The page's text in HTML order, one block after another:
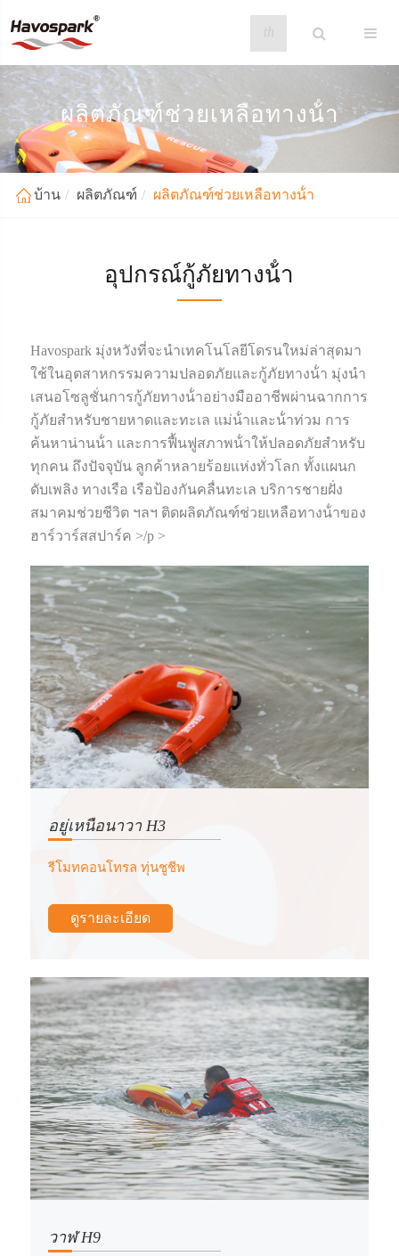
th
ผลิตภัณฑ์ช่วยเหลือทางน้ํา
บ้าน ผลิตภัณฑ์ ผลิตภัณฑ์ช่วยเหลือทางน้ํา
อุปกรณ์กู้ภัยทางน้ํา
Havospark มุ่งหวังที่จะนําเทคโนโลยีโดรนใหม่ล่าสุดมา
ใช้ในอุตสาหกรรมความปลอดภัยและกู้ภัยทางน้ํา มุ่งนํา
เสนอโซลูชั่นการกู้ภัยทางน้ําอย่างมืออาชีพผ่านฉากการ
กู้ภัยสําหรับชายหาดและทะเล แม่น้ําและน้ําท่วม การ
ค้นหาน่านน้ํา และการฟื้นฟูสภาพน้ําให้ปลอดภัยสําหรับ
ทุกคน ถึงปัจจุบัน ลูกค้าหลายร้อยแห่งทั่วโลก ทั้งแผนก
ดับเพลิง ทางเรือ เรือป้องกันคลื่นทะเล บริการชายฝั่ง
สมาคมช่วยชีวิต ฯลฯ ติดผลิตภัณฑ์ช่วยเหลือทางน้ําของ
ฮาร์วาร์สสปาร์ค >/p >
อยู่เหนือนาวา H3
รีโมทคอนโทรล ทุ่นชูชีพ
ดูรายละเอียด
วาฬ H9